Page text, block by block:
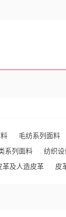
毛纺系列面料
系列面料 纺织
革及人造皮革 皮